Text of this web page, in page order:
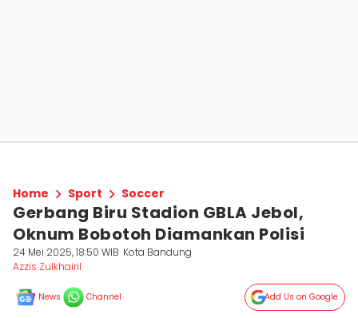
Home Sport Soccer
Gerbang Biru Stadion GBLA Jebol,
Oknum Bobotoh Diamankan Polisi
24 Mei 2025, 18:50 WIB Kota Bandung
Azzis Zulkhairil
News Channel Add Us on Google